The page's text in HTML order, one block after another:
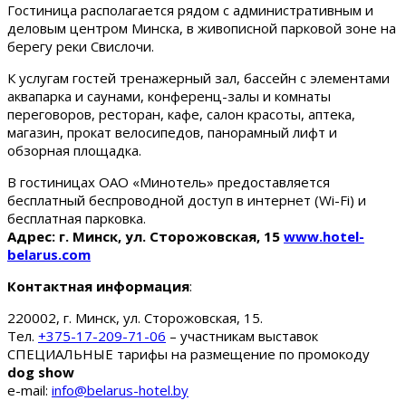
Гостиница располагается рядом с административным и
деловым центром Минска, в живописной парковой зоне на
берегу реки Свислочи.
К услугам гостей тренажерный зал, бассейн с элементами
аквапарка и саунами, конференц-залы и комнаты
переговоров, ресторан, кафе, салон красоты, аптека,
магазин, прокат велосипедов, панорамный лифт и
обзорная площадка.
В гостиницах ОАО «Минотель» предоставляется
бесплатный беспроводной доступ в интернет (Wi-Fi) и
бесплатная парковка.
Адрес: г. Минск, ул. Сторожовская, 15 www.hotel-
belarus.com
Контактная информация:
220002, г. Минск, ул. Сторожовская, 15.
Тел. +375-17-209-71-06 – участникам выставок
СПЕЦИАЛЬНЫЕ тарифы на размещение по промокоду
dog show
e-mail: info@belarus-hotel.by